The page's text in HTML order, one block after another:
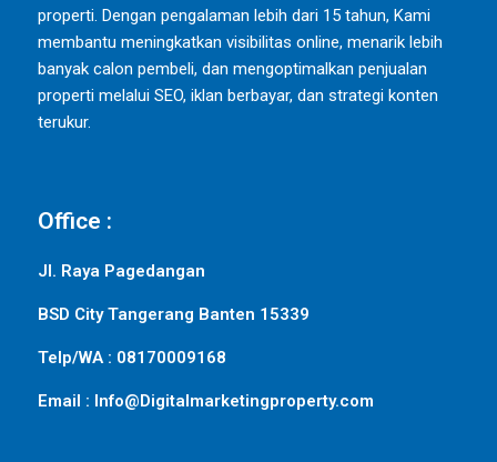
properti. Dengan pengalaman lebih dari 15 tahun, Kami
membantu meningkatkan visibilitas online, menarik lebih
banyak calon pembeli, dan mengoptimalkan penjualan
properti melalui SEO, iklan berbayar, dan strategi konten
terukur.
Office :
Jl. Raya Pagedangan
BSD City Tangerang Banten 15339
Telp/WA : 08170009168
Email : Info@Digitalmarketingproperty.com